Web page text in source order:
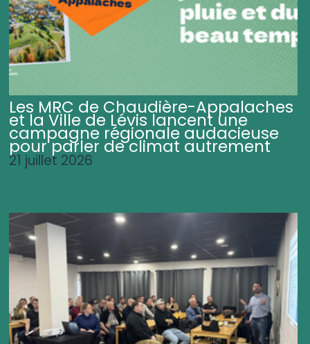
Les MRC de Chaudière-Appalaches
et la Ville de Lévis lancent une
campagne régionale audacieuse
pour parler de climat autrement
21 juillet 2026